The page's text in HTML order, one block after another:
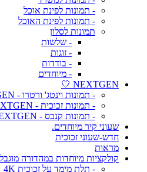
- תמונות לפינת אוכל
- תמונות לפינת האוכל
תמונות לסלון
- שלשות
- זוגות
- בודדות
- מיוחדים
NEXTGEN 🤍
- תמונות וינטג' ורטרו - NEXTGEN
- תמונות זכוכית - NEXTGEN
- תמונות קנבס - NEXTGEN
שעוני קיר מיוחדים.
חדש-שעוני זכוכית
מראות
קולקציות מיוחדות במהדורה
- תלת מימד על זכוכית 4K